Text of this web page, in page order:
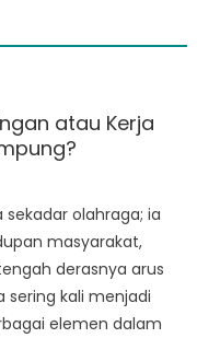
atau Kerja
sekadar olahraga; ia
masyarakat,
derasnya arus
sering kali menjadi
elemen dalam